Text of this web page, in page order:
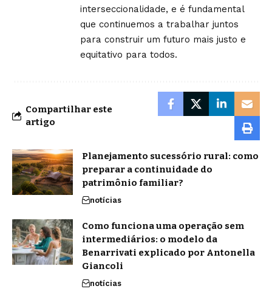
interseccionalidade, e é fundamental
que continuemos a trabalhar juntos
para construir um futuro mais justo e
equitativo para todos.
Compartilhar este
artigo
Planejamento sucessório rural: como
preparar a continuidade do
patrimônio familiar?
notícias
Como funciona uma operação sem
intermediários: o modelo da
Benarrivati explicado por Antonella
Giancoli
notícias